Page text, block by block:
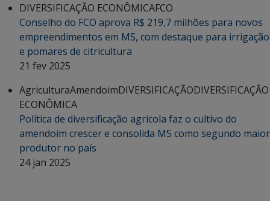
DIVERSIFICAÇÃO ECONÔMICAFCO
Conselho do FCO aprova R$ 219,7 milhões para novos
empreendimentos em MS, com destaque para irrigação
e pomares de citricultura
21 fev 2025
AgriculturaAmendoimDIVERSIFICAÇÃODIVERSIFICAÇÃO
ECONÔMICA
Política de diversificação agrícola faz o cultivo do
amendoim crescer e consolida MS como segundo maior
produtor no país
24 jan 2025